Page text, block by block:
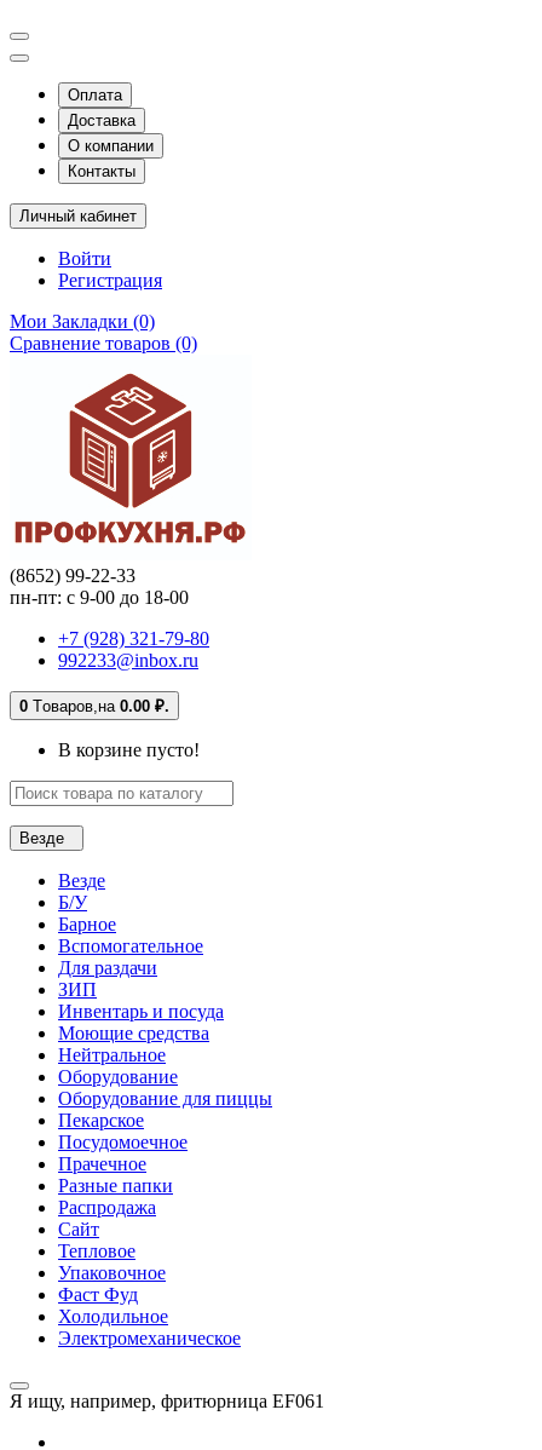
Оплата
Доставка
О компании
Контакты
Личный кабинет
Войти
Регистрация
Мои Закладки (0)
Сравнение товаров (0)
(8652) 99-22-33
пн-пт: с 9-00 до 18-00
+7 (928) 321-79-80
992233@inbox.ru
0 Tоваров, на 0.00 ₽.
В корзине пусто!
Везде
Везде
Б/У
Барное
Вспомогательное
Для раздачи
ЗИП
Инвентарь и посуда
Моющие средства
Нейтральное
Оборудование
Оборудование для пиццы
Пекарское
Посудомоечное
Прачечное
Разные папки
Распродажа
Сайт
Тепловое
Упаковочное
Фаст Фуд
Холодильное
Электромеханическое
Я ищу, например, фритюрница EF061